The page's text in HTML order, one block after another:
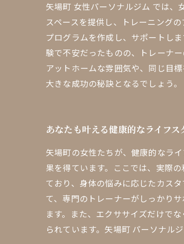
矢場町 女性パーソナルジム では、
スペースを提供し、トレーニング
プログラムを作成し、サポートし
験で不安だったものの、トレーナ
アットホームな雰囲気や、同じ目
大きな成功の秘訣となるでしょう。
あなたも叶える健康的なライフ
矢場町の女性たちが、健康的なラ
果を得ています。ここでは、実際
ており、身体の悩みに応じたカス
て、専門のトレーナーがしっかり
ます。また、エクササイズだけで
られています。矢場町 パーソナル